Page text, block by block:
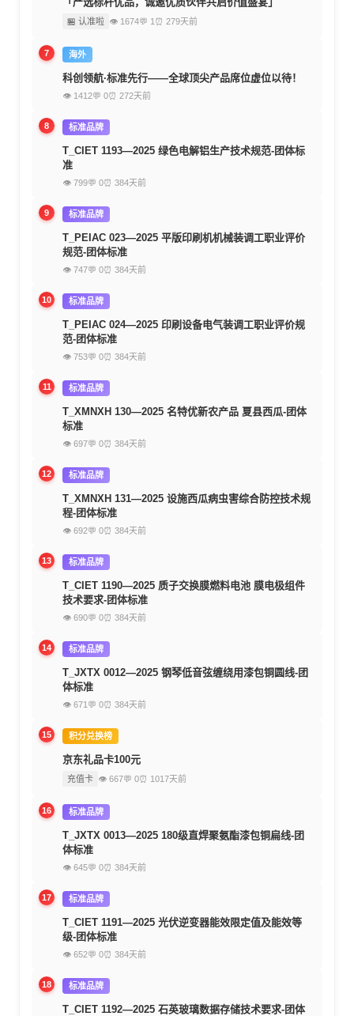
🏪 认准啦 👁 1674💬 1 ⏰ 279天前
7 海外
科创领航·标准先行——全球顶尖产品席位虚位以待！
👁 1412💬 0⏰ 272天前
8 标准品牌
T_CIET 1193—2025 绿色电解铝生产技术规范-团体标
准
👁 799💬 0⏰ 384天前
9 标准品牌
T_PEIAC 023—2025 平版印刷机机械装调工职业评价
规范-团体标准
👁 747💬 0⏰ 384天前
10 标准品牌
T_PEIAC 024—2025 印刷设备电气装调工职业评价规
范-团体标准
👁 753💬 0⏰ 384天前
11 标准品牌
T_XMNXH 130—2025 名特优新农产品 夏县西瓜-团体
标准
👁 697💬 0⏰ 384天前
12 标准品牌
T_XMNXH 131—2025 设施西瓜病虫害综合防控技术规
程-团体标准
👁 692💬 0⏰ 384天前
13 标准品牌
T_CIET 1190—2025 质子交换膜燃料电池 膜电极组件
技术要求-团体标准
👁 690💬 0⏰ 384天前
14 标准品牌
T_JXTX 0012—2025 钢琴低音弦缠绕用漆包铜圆线-团
体标准
👁 671 💬 0⏰ 384天前
15 积分兑换榜
京东礼品卡100元
充值卡 👁 667💬 0⏰ 1017天前
16 标准品牌
T_JXTX 0013—2025 180级直焊聚氨酯漆包铜扁线-团
体标准
👁 645💬 0⏰ 384天前
17 标准品牌
T_CIET 1191—2025 光伏逆变器能效限定值及能效等
级-团体标准
👁 652💬 0⏰ 384天前
18 标准品牌
T_CIET 1192—2025 石英玻璃数据存储技术要求-团体